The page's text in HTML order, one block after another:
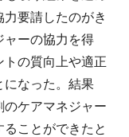
要請したのがき
ャーの協力を得
トの質向上や適正
になった。結果
のケアマネジャー
ことができたと